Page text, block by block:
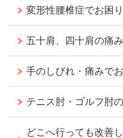
変形性腰椎症でお困
五十肩、四十肩の痛
手のしびれ・痛みで
テニス肘・ゴルフ肘
どこへ行っても改善